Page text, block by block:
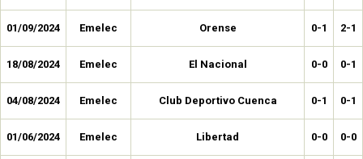
01/09/2024 Emelec Orense 0-1 2-1
18/08/2024 Emelec El Nacional 0-0 0-1
04/08/2024 Emelec Club Deportivo Cuenca 0-1 0-1
01/06/2024 Emelec Libertad 0-0 0-0